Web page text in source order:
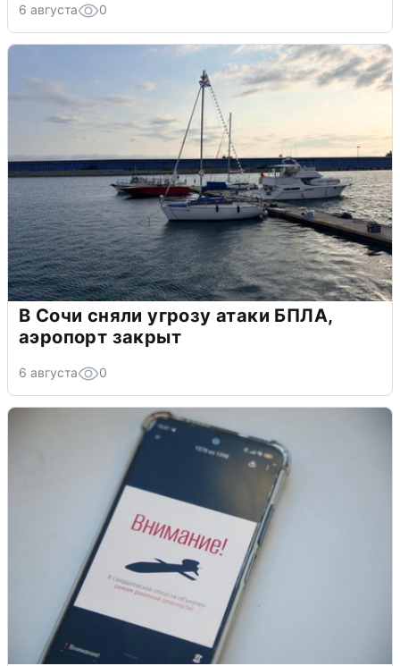
6 августа 0
В Сочи сняли угрозу атаки БПЛА,
аэропорт закрыт
6 августа 0